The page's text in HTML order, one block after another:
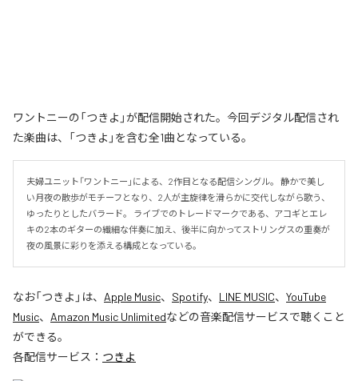
ワントニーの「つきよ」が配信開始された。今回デジタル配信され
た楽曲は、「つきよ」を含む全1曲となっている。
夫婦ユニット「ワントニー」による、2作目となる配信シングル。 静かで美し
い月夜の散歩がモチーフとなり、2人が主旋律を滑らかに交代しながら歌う、
ゆったりとしたバラード。 ライブでのトレードマークである、アコギとエレ
キの2本のギターの繊細な伴奏に加え、後半に向かってストリングスの重奏が
夜の風景に彩りを添える構成となっている。
なお「つきよ 」は、 Apple Music、 Spotify、 LINE MUSIC、 YouTube
Music、 Amazon Music Unlimitedなどの音楽配信サービスで聴くこと
ができる。
各配信サービス： つきよ